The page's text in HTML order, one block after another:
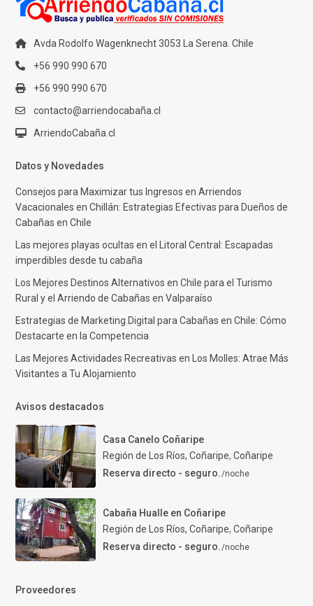
Avda Rodolfo Wagenknecht 3053 La Serena. Chile
+56 990 990 670
+56 990 990 670
contacto@arriendocabaña.cl
ArriendoCabaña.cl
Datos y Novedades
Consejos para Maximizar tus Ingresos en Arriendos
Vacacionales en Chillán: Estrategias Efectivas para Dueños de
Cabañas en Chile
Las mejores playas ocultas en el Litoral Central: Escapadas
imperdibles desde tu cabaña
Los Mejores Destinos Alternativos en Chile para el Turismo
Rural y el Arriendo de Cabañas en Valparaíso
Estrategias de Marketing Digital para Cabañas en Chile: Cómo
Destacarte en la Competencia
Las Mejores Actividades Recreativas en Los Molles: Atrae Más
Visitantes a Tu Alojamiento
Avisos destacados
Casa Canelo Coñaripe
Región de Los Ríos, Coñaripe, Coñaripe
Reserva directo - seguro./noche
Cabaña Hualle en Coñaripe
Región de Los Ríos, Coñaripe, Coñaripe
Reserva directo - seguro./noche
Proveedores